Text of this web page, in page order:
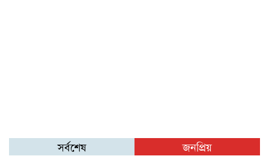
সর্বশেষ জনপ্রিয়